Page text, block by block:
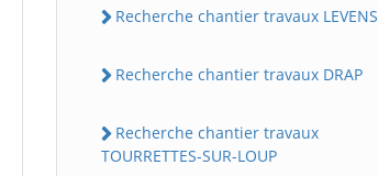
Recherche chantier travaux LEVENS
Recherche chantier travaux DRAP
Recherche chantier travaux
TOURRETTES-SUR-LOUP